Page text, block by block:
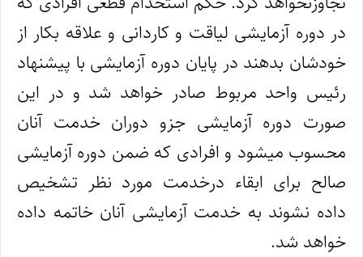
در دوره آزمایشی لیاقت و کاردانی و علاقه بکار از
خودشان بدهند در پایان دوره آزمایشی با پیشنهاد
رئیس واحد ‌مربوط صادر خواهد شد و در این
صورت دوره آزمایشی جزو دوران خدمت آنان
محسوب میشود و افرادی که ضمن دوره آزمایشی
صالح برای ابقاء در‌خدمت مورد نظر تشخیص
داده نشوند به خدمت آزمایشی آنان خاتمه داده
خواهد شد.